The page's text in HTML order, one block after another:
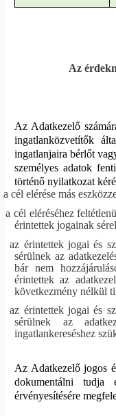
Az
Az Adatkezelő
ingatlanközvetítők
ingatlanjaira bérlőt
személyes adatok
történő nyilatkozat
a cél elérése más
a cél eléréséhez
érintettek jogainak
az érintettek jogai és
sérülnek az
bár nem
érintettek az
következmény nélkül
az érintettek jogai és
sérülnek az
ingatlankereséshez
Az Adatkezelő jogos
dokumentálni
érvényesítésére